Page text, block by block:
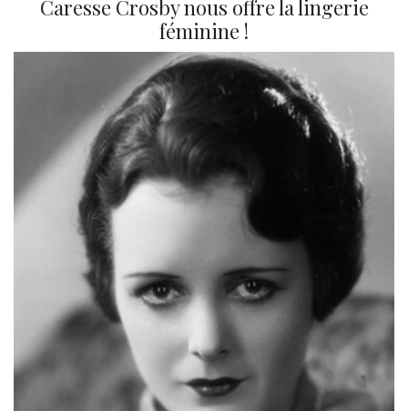
Caresse Crosby nous offre la lingerie
féminine !